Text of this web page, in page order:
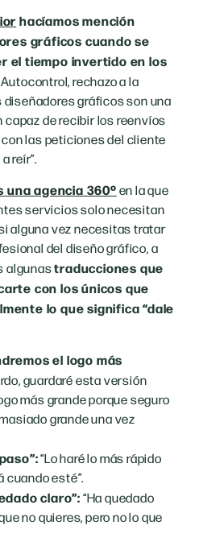
hacíamos mención
gráficos cuando se
el tiempo invertido en los
Autocontrol, rechazo a la
gráficos son una
capaz de recibir los reenvíos
con las peticiones del cliente
reír”.
una agencia 360ºen la que
servicios solo necesitan
alguna vez necesitas tratar
del diseño gráfico, a
algunastraducciones que
con los únicos que
lo que significa “dale
el logo más
guardaré esta versión
más grande porque seguro
grande una vez
“Lo haré lo más rápido
cuando esté”.
claro”:“Ha quedado
no quieres, pero no lo que